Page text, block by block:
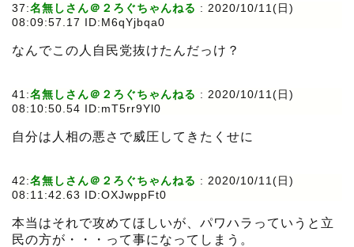
37:名無しさん＠２ろぐちゃんねる : 2020/10/11(日)
08:09:57.17 ID:M6qYjbqa0
なんでこの人自民党抜けたんだっけ？
41:名無しさん＠２ろぐちゃんねる : 2020/10/11(日)
08:10:50.54 ID:mT5rr9Yl0
自分は人相の悪さで威圧してきたくせに
42:名無しさん＠２ろぐちゃんねる : 2020/10/11(日)
08:11:42.63 ID:OXJwppFt0
本当はそれで攻めてほしいが、パワハラっていうと立
民の方が・・・って事になってしまう。